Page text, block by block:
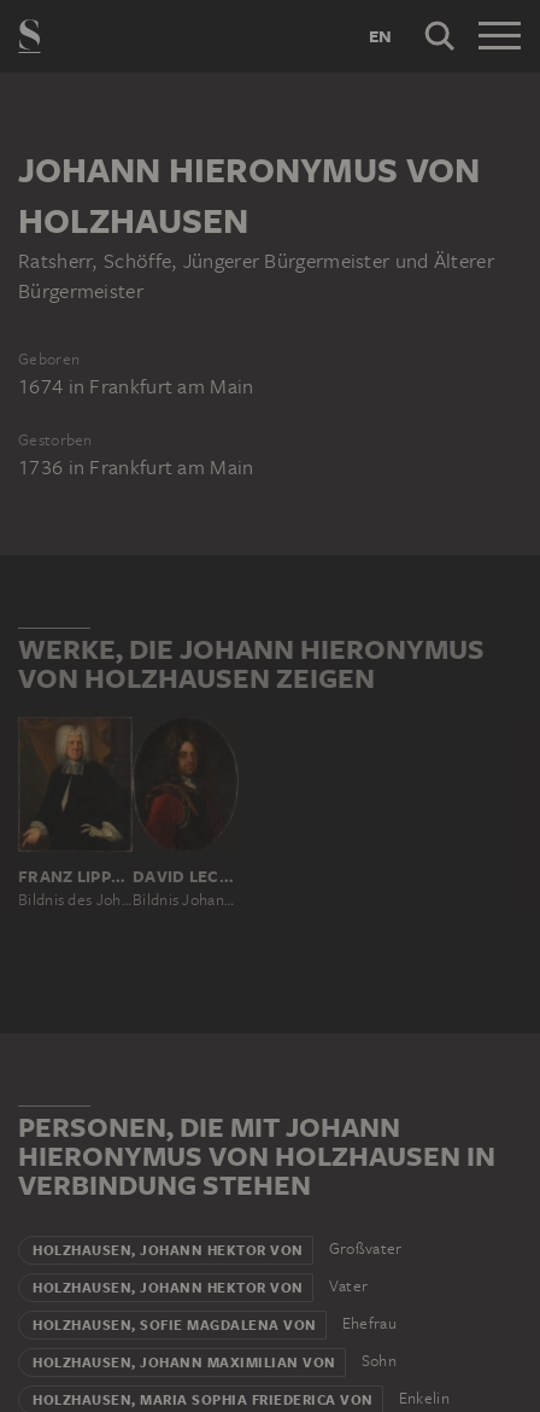
EN
JOHANN HIERONYMUS VON
HOLZHAUSEN
Ratsherr, Schöffe, Jüngerer Bürgermeister und Älterer
Bürgermeister
Geboren
1674 in Frankfurt am Main
Gestorben
1736 in Frankfurt am Main
WERKE, DIE JOHANN HIERONYMUS
VON HOLZHAUSEN ZEIGEN
FRANZ LIPPOLD; UND WERKSTATT
Bildnis des Johann Hieronymus von Holzhausen (1674-1736)
DAVID LECLERC
Bildnis Johann Hieronymus von Holzhausen (1674-1736)
PERSONEN, DIE MIT JOHANN
HIERONYMUS VON HOLZHAUSEN IN
VERBINDUNG STEHEN
HOLZHAUSEN, JOHANN HEKTOR VON Großvater
HOLZHAUSEN, JOHANN HEKTOR VON Vater
HOLZHAUSEN, SOFIE MAGDALENA VON Ehefrau
HOLZHAUSEN, JOHANN MAXIMILIAN VON Sohn
HOLZHAUSEN, MARIA SOPHIA FRIEDERICA VON Enkelin